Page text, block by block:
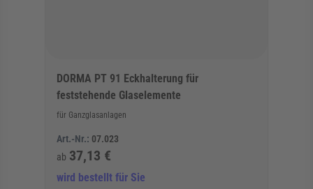
DORMA PT 91 Eckhalterung für
feststehende Glaselemente
für Ganzglasanlagen
Art.-Nr.: 07.023
ab 37,13 €
wird bestellt für Sie